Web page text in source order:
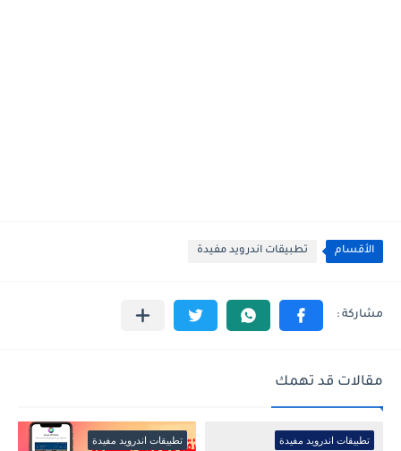
الأقسام تطبيقات اندرويد مفيدة
مقالات قد تهمك
تطبيقات اندرويد مفيدة تطبيقات اندرويد مفيدة